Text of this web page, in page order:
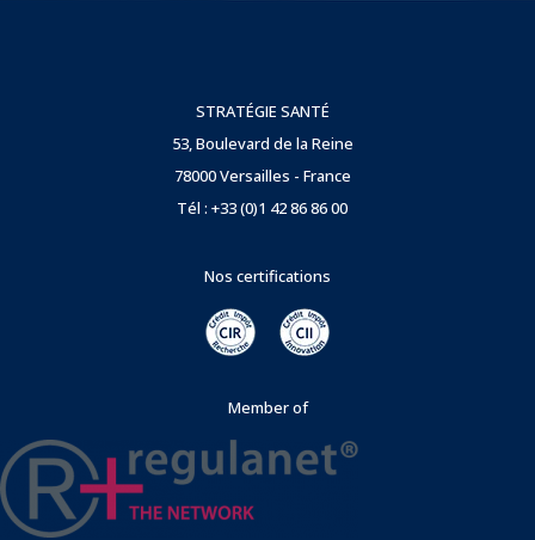
STRATÉGIE SANTÉ
53, Boulevard de la Reine
78000 Versailles - France
Tél : +33 (0)1 42 86 86 00
Nos certifications
Member of